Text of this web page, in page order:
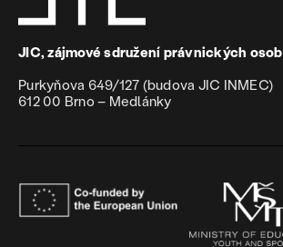
JIC, zájmové sdružení právnických osob
Purkyňova 649/127 (budova JIC INMEC)
612 00 Brno – Medlánky